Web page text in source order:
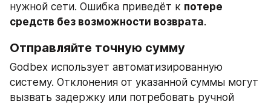
нужной сети. Ошибка приведёт к потере
средств без возможности возврата.
Отправляйте точную сумму
Godbex использует автоматизированную
систему. Отклонения от указанной суммы могут
вызвать задержку или потребовать ручной